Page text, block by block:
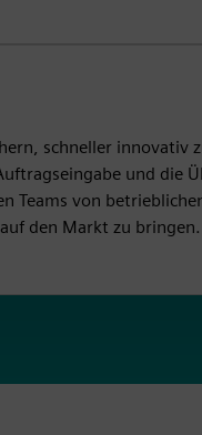
schneller innovativ
und die
Teams von
den Markt zu bringen.